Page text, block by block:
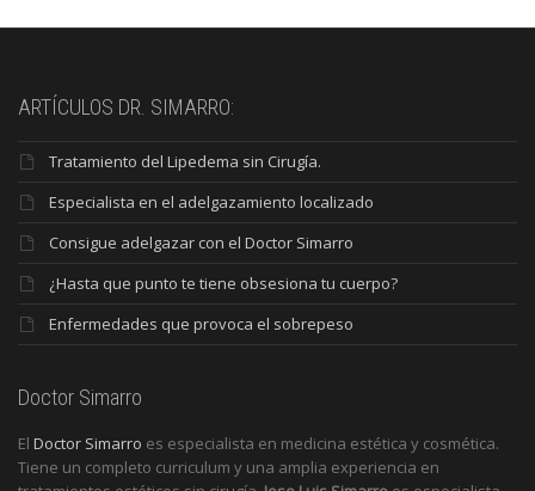
ARTÍCULOS DR. SIMARRO:
Tratamiento del Lipedema sin Cirugía.
Especialista en el adelgazamiento localizado
Consigue adelgazar con el Doctor Simarro
¿Hasta que punto te tiene obsesiona tu cuerpo?
Enfermedades que provoca el sobrepeso
Doctor Simarro
El Doctor Simarro es especialista en medicina estética y cosmética.
Tiene un completo curriculum y una amplia experiencia en